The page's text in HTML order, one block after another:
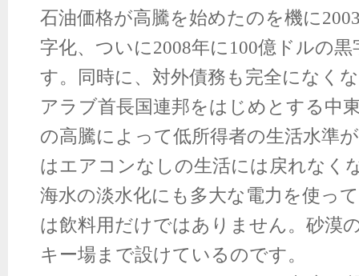
石油価格が高騰を始めたのを機に
字化、ついに2008年に100億ドルの
す。同時に、対外債務も完全になく
アラブ首長国連邦をはじめとする中
の高騰によって低所得者の生活水準
はエアコンなしの生活には戻れなく
海水の淡水化にも多大な電力を使っ
は飲料用だけではありません。砂漠
キー場まで設けているのです。